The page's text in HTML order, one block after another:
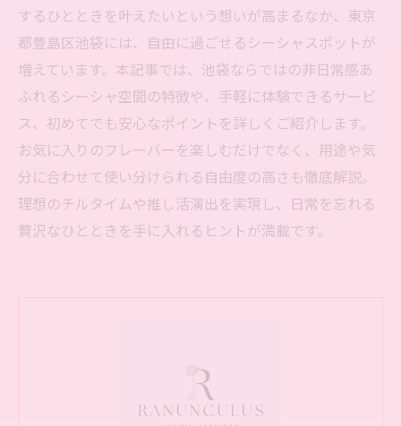
するひとときを叶えたいという想いが高まるなか、東京
都豊島区池袋には、自由に過ごせるシーシャスポットが
増えています。本記事では、池袋ならではの非日常感あ
ふれるシーシャ空間の特徴や、手軽に体験できるサービ
ス、初めてでも安心なポイントを詳しくご紹介します。
お気に入りのフレーバーを楽しむだけでなく、用途や気
分に合わせて使い分けられる自由度の高さも徹底解説。
理想のチルタイムや推し活演出を実現し、日常を忘れる
贅沢なひとときを手に入れるヒントが満載です。